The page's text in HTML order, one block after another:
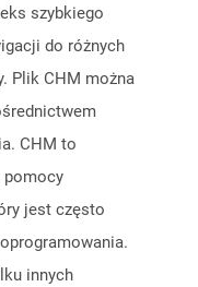
szybkiego
do różnych
Plik CHM można
CHM to
pomocy
jest często
innych